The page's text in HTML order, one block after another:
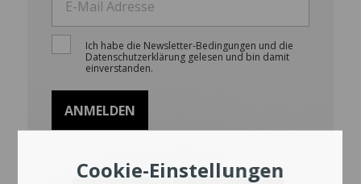
Cookie-Einstellungen
Ich habe die Newsletter-Bedingungen und die
Datenschutzerklärung gelesen und bin damit
einverstanden.